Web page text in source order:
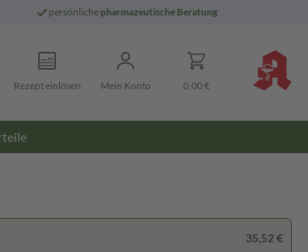
persönliche pharmazeutische Beratung
Rezept einlösen Mein Konto 0,00 €
35,52 €